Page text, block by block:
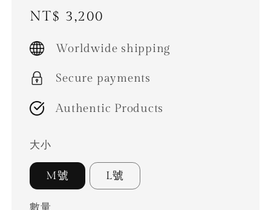
Regular
price
NT$ 3,200
Worldwide shipping
Secure payments
Authentic Products
大小
M號 L號